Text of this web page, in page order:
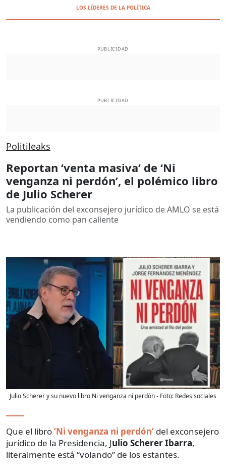
LOS LÍDERES DE LA POLÍTICA
PUBLICIDAD
PUBLICIDAD
Politileaks
Reportan ‘venta masiva’ de ‘Ni
venganza ni perdón’, el polémico libro
de Julio Scherer
La publicación del exconsejero jurídico de AMLO se está
vendiendo como pan caliente
Julio Scherer y su nuevo libro Ni venganza ni perdón- Foto: Redes sociales
Que el libro‘Ni venganza ni perdón’ del exconsejero
jurídico de la Presidencia, Julio Scherer Ibarra,
literalmente está “volando” de los estantes.